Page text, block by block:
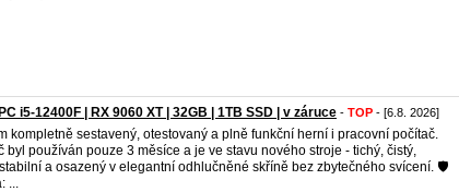
i5-12400F | RX 9060 XT | 32GB | 1TB SSD | v záruce - TOP - [6.8. 2026]
kompletně sestavený, otestovaný a plně funkční herní i pracovní počítač.
byl používán pouze 3 měsíce a je ve stavu nového stroje - tichý, čistý,
a osazený v elegantní odhlučněné skříně bez zbytečného svícení. 🛡️
...